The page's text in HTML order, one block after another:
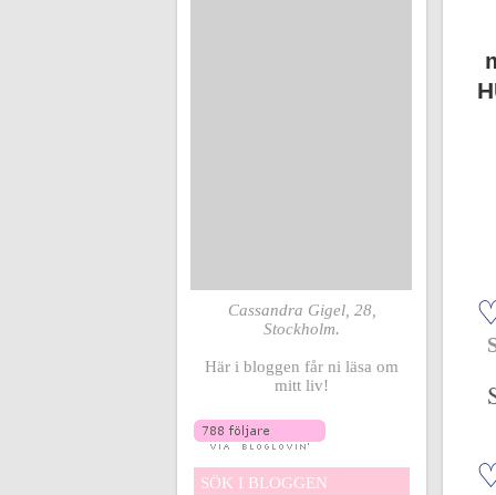
Cassandra Gigel, 28,
Stockholm.
Här i bloggen får ni läsa om
mitt liv!
SÖK I BLOGGEN